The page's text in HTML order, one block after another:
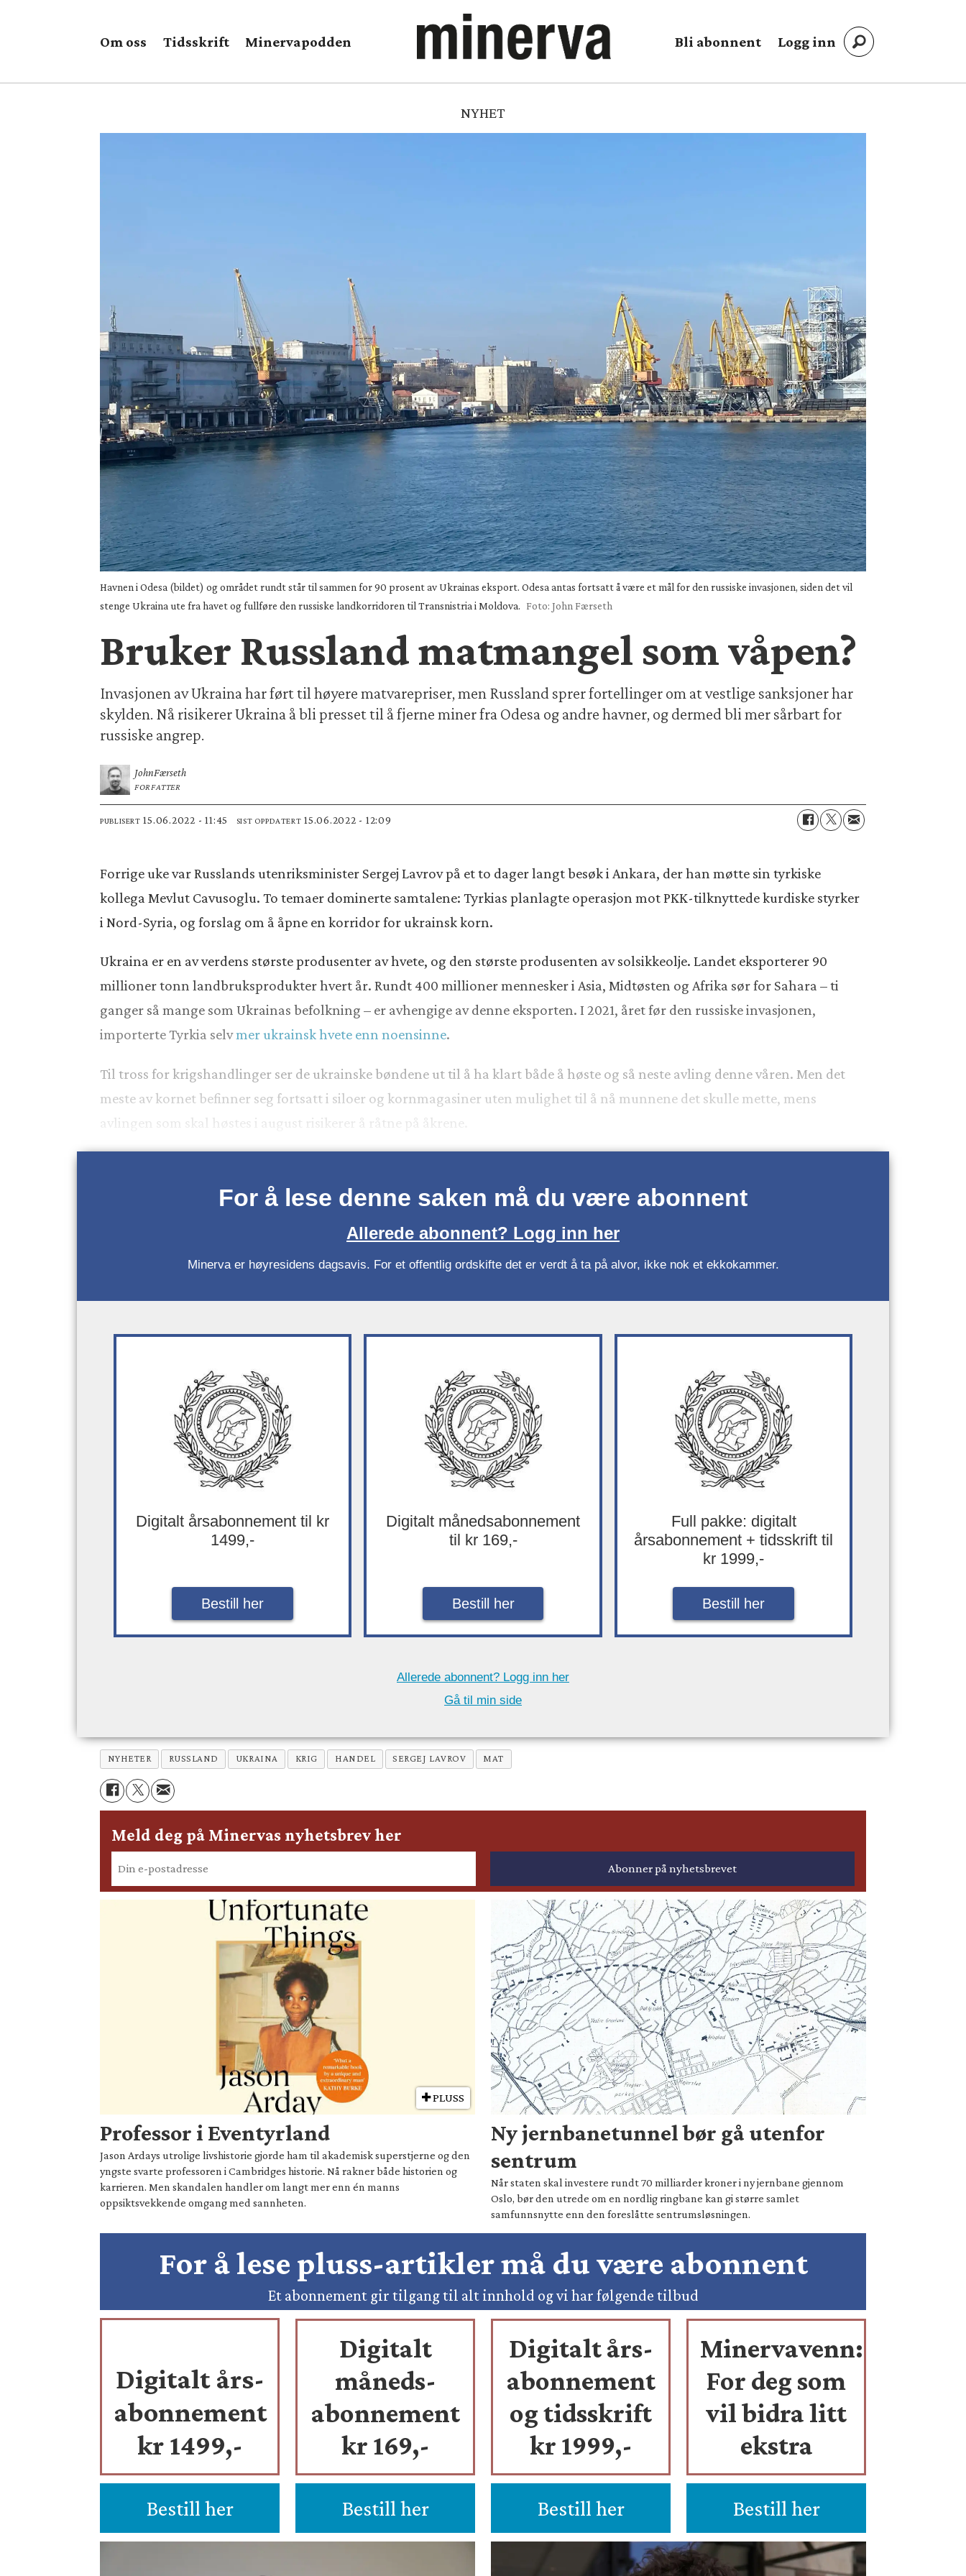
Om oss Tidsskrift Minervapodden Bli abonnent Logg inn
NYHET
Havnen i Odesa (bildet) og området rundt står til sammen for 90 prosent av Ukrainas eksport. Odesa antas fortsatt å være et mål for den russiske invasjonen, siden det vil
stenge Ukraina ute fra havet og fullføre den russiske landkorridoren til Transnistria i Moldova. Foto: John Færseth
Bruker Russland matmangel som våpen?
Invasjonen av Ukraina har ført til høyere matvarepriser, men Russland sprer fortellinger om at vestlige sanksjoner har
skylden. Nå risikerer Ukraina å bli presset til å fjerne miner fra Odesa og andre havner, og dermed bli mer sårbart for
russiske angrep.
JohnFærseth
FORFATTER
PUBLISERT 15.06.2022 - 11:45 SIST OPPDATERT 15.06.2022 - 12:09
Forrige uke var Russlands utenriksminister Sergej Lavrov på et to dager langt besøk i Ankara, der han møtte sin tyrkiske
kollega Mevlut Cavusoglu. To temaer dominerte samtalene: Tyrkias planlagte operasjon mot PKK-tilknyttede kurdiske styrker
i Nord-Syria, og forslag om å åpne en korridor for ukrainsk korn.
Ukraina er en av verdens største produsenter av hvete, og den største produsenten av solsikkeolje. Landet eksporterer 90
millioner tonn landbruksprodukter hvert år. Rundt 400 millioner mennesker i Asia, Midtøsten og Afrika sør for Sahara – ti
ganger så mange som Ukrainas befolkning – er avhengige av denne eksporten. I 2021, året før den russiske invasjonen,
importerte Tyrkia selvmer ukrainsk hvete enn noensinne.
Til tross for krigshandlinger ser de ukrainske bøndene ut til å ha klart både å høste og så neste avling denne våren. Men det
meste av kornet befinner seg fortsatt i siloer og kornmagasiner uten mulighet til å nå munnene det skulle mette, mens
avlingen som skal høstes i august risikerer å råtne på åkrene.
For å lese denne saken må du være abonnent
Allerede abonnent? Logg inn her
Minerva er høyresidens dagsavis. For et offentlig ordskifte det er verdt å ta på alvor, ikke nok et ekkokammer.
Digitalt årsabonnement til kr
1499,-
Bestill her
Digitalt månedsabonnement
til kr 169,-
Bestill her
Full pakke: digitalt
årsabonnement + tidsskrift til
kr 1999,-
Bestill her
Allerede abonnent? Logg inn her
Gå til min side
NYHETER RUSSLAND UKRAINA KRIG HANDEL SERGEJ LAVROV MAT
Meld deg på Minervas nyhetsbrev her
PLUSS
Professor i Eventyrland
Jason Ardays utrolige livshistorie gjorde ham til akademisk superstjerne og den
yngste svarte professoren i Cambridges historie. Nå rakner både historien og
karrieren. Men skandalen handler om langt mer enn én manns
oppsiktsvekkende omgang med sannheten.
Ny jernbanetunnel bør gå utenfor
sentrum
Når staten skal investere rundt 70 milliarder kroner i ny jernbane gjennom
Oslo, bør den utrede om en nordlig ringbane kan gi større samlet
samfunnsnytte enn den foreslåtte sentrumsløsningen.
For å lese pluss-artikler må du være abonnent
Et abonnement gir tilgang til alt innhold og vi har følgende tilbud
Digitalt års-
abonnement
kr 1499,-
Bestill her
Digitalt
måneds-
abonnement
kr 169,-
Bestill her
Digitalt års-
abonnement
og tidsskrift
kr 1999,-
Bestill her
Minervavenn:
For deg som
vil bidra litt
ekstra
Bestill her